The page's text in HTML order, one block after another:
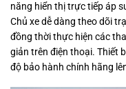
năng hiển thị trực tiếp áp
Chủ xe dễ dàng theo dõi
đồng thời thực hiện các
giản trên điện thoại. Thiết
độ bảo hành chính hãng